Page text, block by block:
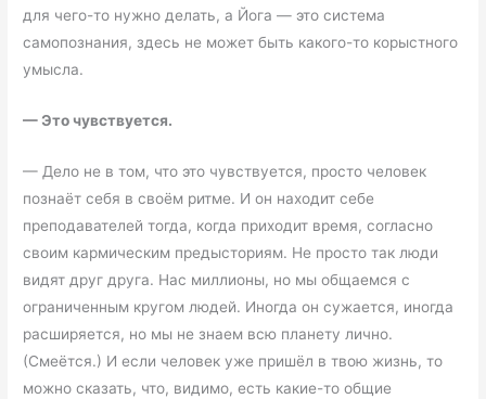
для чего-то нужно делать, а Йога — это система
самопознания, здесь не может быть какого-то корыстного
умысла.
— Это чувствуется.
— Дело не в том, что это чувствуется, просто человек
познаёт себя в своём ритме. И он находит себе
преподавателей тогда, когда приходит время, согласно
своим кармическим предысториям. Не просто так люди
видят друг друга. Нас миллионы, но мы общаемся с
ограниченным кругом людей. Иногда он сужается, иногда
расширяется, но мы не знаем всю планету лично.
(Смеётся.) И если человек уже пришёл в твою жизнь, то
можно сказать, что, видимо, есть какие-то общие